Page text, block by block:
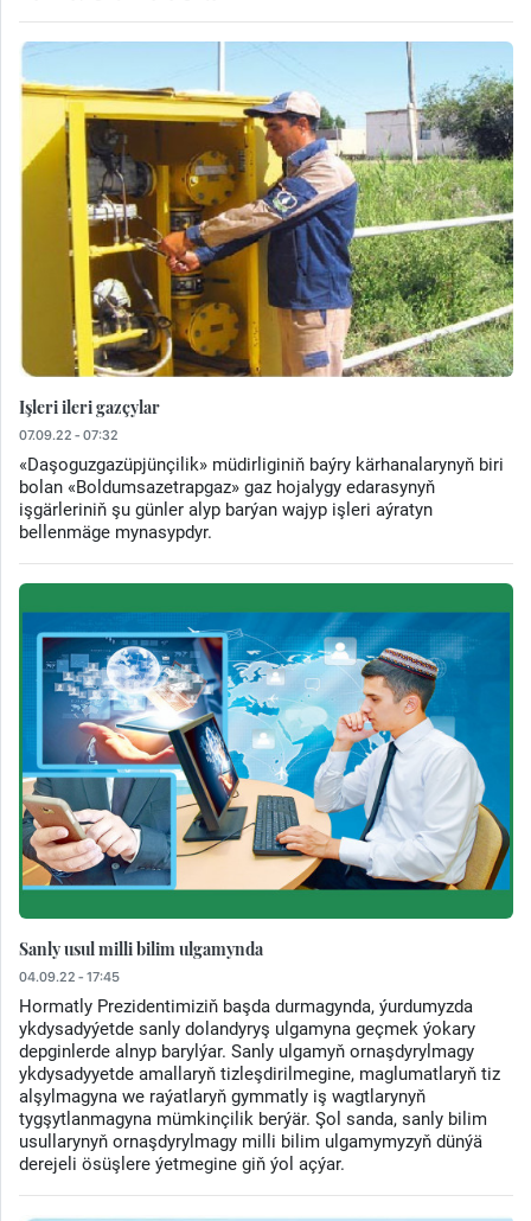
Işleri ileri gazçylar
07.09.22 - 07:32
«Daşoguzgazüpjünçilik» müdirliginiň baýry kärhanalarynyň biri
bolan «Boldumsazetrapgaz» gaz hojalygy edarasynyň
işgärleriniň şu günler alyp barýan wajyp işleri aýratyn
bellenmäge mynasypdyr.
Sanly usul milli bilim ulgamynda
04.09.22 - 17:45
Hormatly Prezidentimiziň başda durmagynda, ýurdumyzda
ykdysadyýetde sanly dolandyryş ulgamyna geçmek ýokary
depginlerde alnyp barylýar. Sanly ulgamyň ornaşdyrylmagy
ykdysadyyetde amallaryň tizleşdirilmegine, maglumatlaryň tiz
alşylmagyna we raýatlaryň gymmatly iş wagtlarynyň
tygşytlanmagyna mümkinçilik berýär. Şol sanda, sanly bilim
usullarynyň ornaşdyrylmagy milli bilim ulgamymyzyň dünýä
derejeli ösüşlere ýetmegine giň ýol açýar.